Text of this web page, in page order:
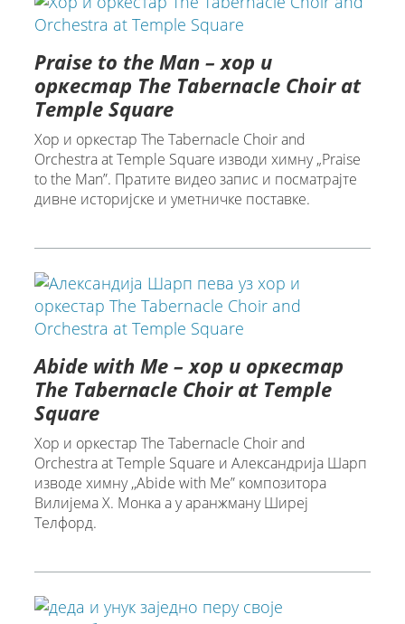
Praise to the Man – хор и
оркестар The Tabernacle Choir at
Temple Square
Хор и оркестар The Tabernacle Choir and
Orchestra at Temple Square изводи химну „Praise
to the Man”. Пратите видео запис и посматрајте
дивне историјске и уметничке поставке.
Abide with Me – хор и оркестар
The Tabernacle Choir at Temple
Square
Хор и оркестар The Tabernacle Choir and
Orchestra at Temple Square и Александрија Шарп
изводе химну ,,Abide with Me” композитора
Вилијема Х. Монка а у аранжману Ширеј
Телфорд.